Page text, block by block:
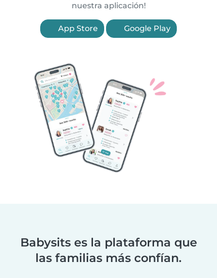
nuestra aplicación!
App Store Google Play
Babysits es la plataforma que
las familias más confían.